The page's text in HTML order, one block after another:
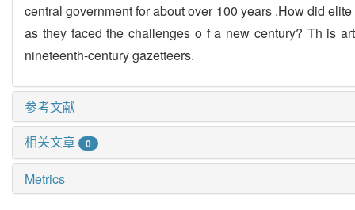
central government for about over 100 years .How did
as they faced the challenges o f a new century? Th is
nineteenth-century gazetteers.
参考文献
相关文章
0
Metrics